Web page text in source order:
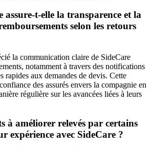
assure-t-elle la transparence et la
selon les retours
la communication claire de SideCare
notamment à travers des notifications
rapides aux demandes de devis. Cette
des assurés envers la compagnie en
régulière sur les avancées liées à leurs
à améliorer relevés par certains
expérience avec SideCare ?